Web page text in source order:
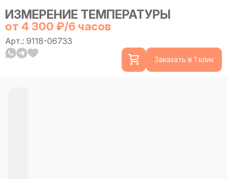
ИЗМЕРЕНИЕ ТЕМПЕРАТУРЫ
от 4 300 ₽/6 часов
Арт.: 9118-06733
Заказать в 1 клик